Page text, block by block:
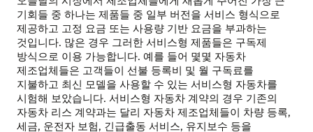
기회들 중 하나는 제품들 중 일부 버전을 서비스 형식으로
제공하고 고정 요금 또는 사용량 기반 요금을 부과하는
것입니다. 많은 경우 그러한 서비스형 제품들은 구독제
방식으로 이용 가능합니다. 예를 들어 몇몇 자동차
제조업체들은 고객들이 선불 등록비 및 월 구독료를
지불하고 최신 모델을 사용할 수 있는 서비스형 자동차를
시험해 보았습니다. 서비스형 자동차 계약의 경우 기존의
자동차 리스 계약과는 달리 자동차 제조업체들이 차량 등록,
세금, 운전자 보험, 긴급출동 서비스, 유지보수 등을